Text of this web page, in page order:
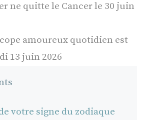
ne quitte le Cancer le 30 juin
amoureux quotidien est
13 juin 2026
votre signe du zodiaque